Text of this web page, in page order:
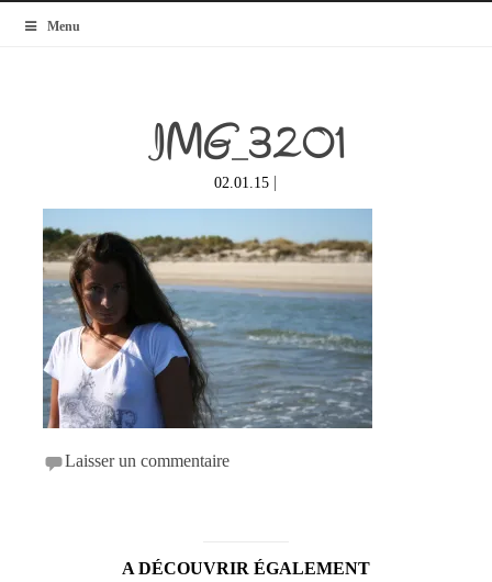
Menu
MyBlogMode
IMG_3201
02.01.15 |
Laisser un commentaire
A DÉCOUVRIR ÉGALEMENT